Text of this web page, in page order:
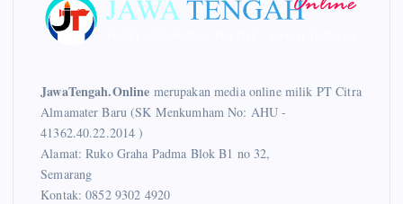
JawaTengah.Online merupakan media online milik PT Citra
Almamater Baru (SK Menkumham No: AHU -
41362.40.22.2014 )
Alamat: Ruko Graha Padma Blok B1 no 32,
Semarang
Kontak: 0852 9302 4920